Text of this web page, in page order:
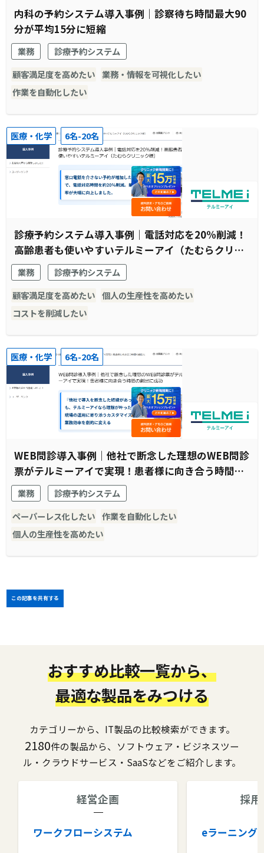
内科の予約システム導入事例｜診察待ち時間最大90
分が平均15分に短縮
業務
診療予約システム
顧客満足度を高めたい 業務・情報を可視化したい
作業を自動化したい
医療・化学 6名-20名
診療予約システム導入事例｜電話対応を20%削減！
高齢患者も使いやすいテルミーアイ（たむらクリニ
ック様）
業務
診療予約システム
顧客満足度を高めたい 個人の生産性を高めたい
コストを削減したい
医療・化学 6名-20名
WEB問診導入事例｜他社で断念した理想のWEB問診
票がテルミーアイで実現！患者様に向き合う時間の
創出に成功
業務
診療予約システム
ペーパーレス化したい 作業を自動化したい
個人の生産性を高めたい
この記事を共有する
おすすめ比較一覧から、
最適な製品をみつける
カテゴリーから、IT製品の比較検索ができます。
2180件の製品から、ソフトウェア・ビジネスツー
ル・クラウドサービス・SaaSなどをご紹介します。
経営企画
ワークフローシステム
採
eラーニング